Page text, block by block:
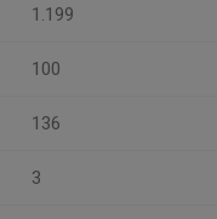
1.199
100
136
3